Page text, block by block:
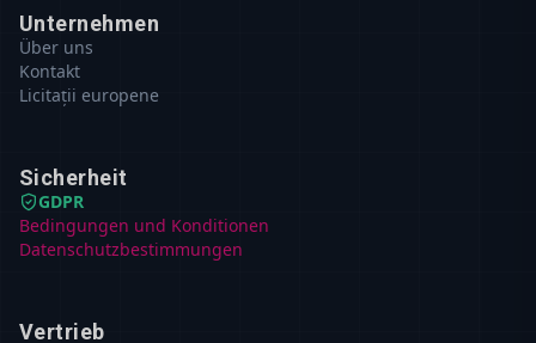
Unternehmen
Über uns
Kontakt
Licitații europene
Sicherheit
GDPR
Bedingungen und Konditionen
Datenschutzbestimmungen
Vertrieb